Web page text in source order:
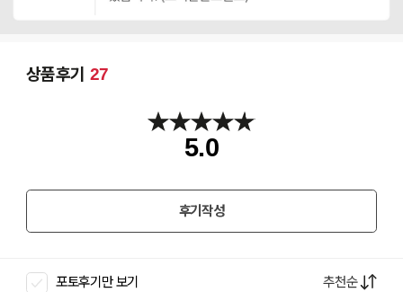
상품후기 27
5.0
후기작성
포토후기만 보기 추천순